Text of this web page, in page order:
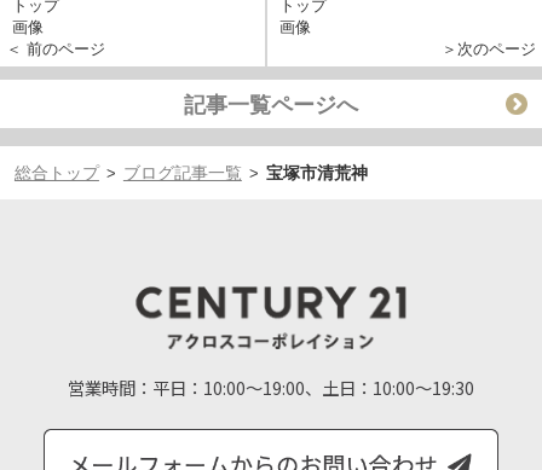
＜ 前のページ ＞次のページ
記事一覧ページへ
総合トップ > ブログ記事一覧 > 宝塚市清荒神
営業時間： 平日：10:00～19:00、土日：10:00～19:30